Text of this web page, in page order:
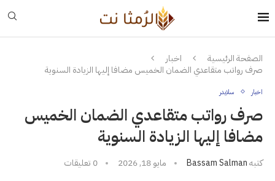
الصفحة الرئيسية
اخبار
صرف رواتب متقاعدي الضمان الخميس مضافا إليها الزيادة السنوية
اخبار سلايدر
صرف رواتب متقاعدي الضمان الخميس
مضافا إليها الزيادة السنوية
كتبهBassam Salman مايو 18, 2026 0 تعليقات